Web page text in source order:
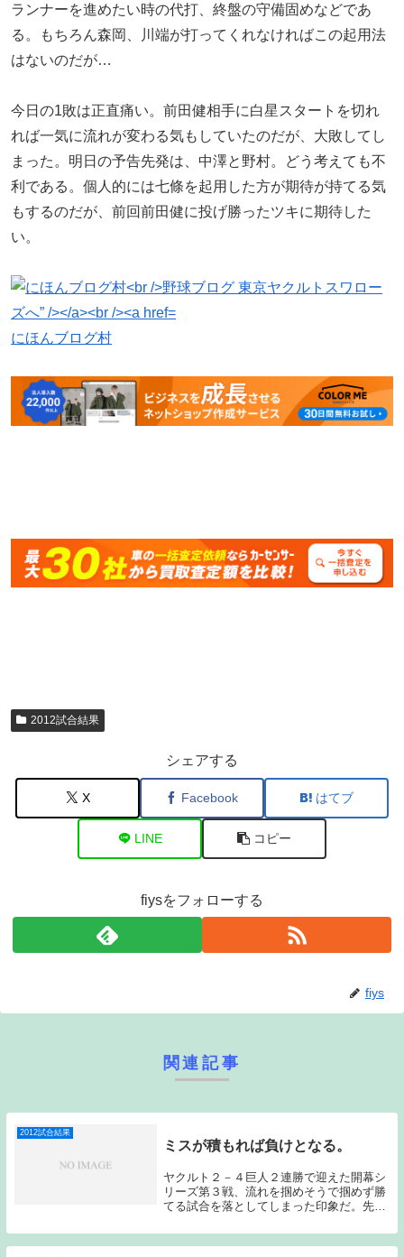
ランナーを進めたい時の代打、終盤の守備固めなどであ
る。もちろん森岡、川端が打ってくれなければこの起用法
はないのだが…
今日の1敗は正直痛い。前田健相手に白星スタートを切れ
れば一気に流れが変わる気もしていたのだが、大敗してし
まった。明日の予告先発は、中澤と野村。どう考えても不
利である。個人的には七條を起用した方が期待が持てる気
もするのだが、前回前田健に投げ勝ったツキに期待した
い。
にほんブログ村
2012試合結果
シェアする
X Facebook はてブ
LINE コピー
fiysをフォローする
fiys
関連記事
2012試合結果
ミスが積もれば負けとなる。
ヤクルト２－４巨人２連勝で迎えた開幕シ
リーズ第３戦、流れを掴めそうで掴めず勝
てる試合を落としてしまった印象だ。先発
た。調子の良い時の杉内は手の付けようが
ないピッチングを見せるのだが今日の杉内